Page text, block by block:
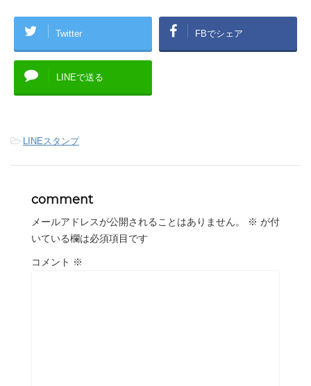
Twitter FBでシェア
LINEで送る
-LINEスタンプ
comment
メールアドレスが公開されることはありません。 ※ が付
いている欄は必須項目です
コメント ※